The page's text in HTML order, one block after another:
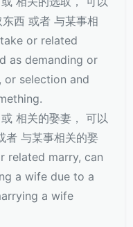
西 或者 与某事相
or related
as demanding or
or selection and
相关的娶妻， 可以
者 与某事相关的娶
related marry, can
a wife due to a
a wife